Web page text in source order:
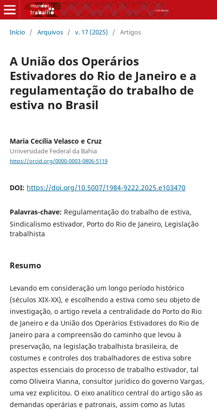
Início / Arquivos / v. 17 (2025) / Artigos
A União dos Operários
Estivadores do Rio de Janeiro e a
regulamentação do trabalho de
estiva no Brasil
Maria Cecília Velasco e Cruz
Universidade Federal da Bahia
https://orcid.org/0000-0003-0806-5119
DOI: https://doi.org/10.5007/1984-9222.2025.e103470
Palavras-chave: Regulamentação do trabalho de estiva,
Sindicalismo estivador, Porto do Rio de Janeiro, Legislação
trabalhista
Resumo
Levando em consideração um longo período histórico
(séculos XIX-XX), e escolhendo a estiva como seu objeto de
investigação, o artigo revela a centralidade do Porto do Rio
de Janeiro e da União dos Operários Estivadores do Rio de
Janeiro para a compreensão do caminho que levou à
preservação, na legislação trabalhista brasileira, de
costumes e controles dos trabalhadores de estiva sobre
aspectos essenciais do processo de trabalho estivador, tal
como Oliveira Vianna, consultor jurídico do governo Vargas,
uma vez explicitou. O eixo analítico central do artigo são as
demandas operárias e patronais, assim como as lutas